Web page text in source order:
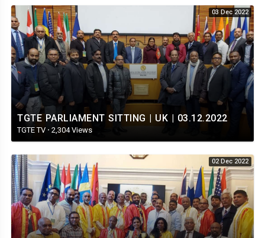
03 Dec 2022
TGTE PARLIAMENT SITTING | UK | 03.12.2022
TGTE TV · 2,304 Views
02 Dec 2022